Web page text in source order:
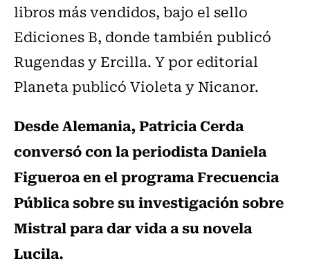
libros más vendidos, bajo el sello
Ediciones B, donde también publicó
Rugendas y Ercilla. Y por editorial
Planeta publicó Violeta y Nicanor.
Desde Alemania, Patricia Cerda
conversó con la periodista Daniela
Figueroa en el programa Frecuencia
Pública sobre su investigación sobre
Mistral para dar vida a su novela
Lucila.